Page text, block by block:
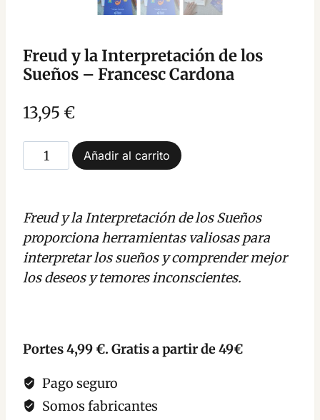
Freud y la Interpretación de los
Sueños – Francesc Cardona
13,95 €
Freud y la Interpretación de los Sueños
proporciona herramientas valiosas para
interpretar los sueños y comprender mejor
los deseos y temores inconscientes.
Freud
y
Interpretación
los
Sueños
cantidad
Añadir al carrito
Portes 4,99 €. Gratis a partir de 49€
Pago seguro
Somos fabricantes